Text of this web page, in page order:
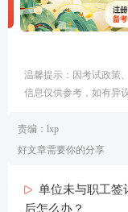
温馨提示：因考试政策
信息仅供参考，如有异
责编：lxp
好文章需要你的分享
单位未与职工签
后怎么办？